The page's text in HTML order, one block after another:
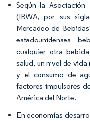
Según la Asociación
(IBWA, por sus
Mercadeo de
estadounidenses
cualquier otra
salud, un nivel de vida
y el consumo de
factores impulsores
América del Norte.
En economías